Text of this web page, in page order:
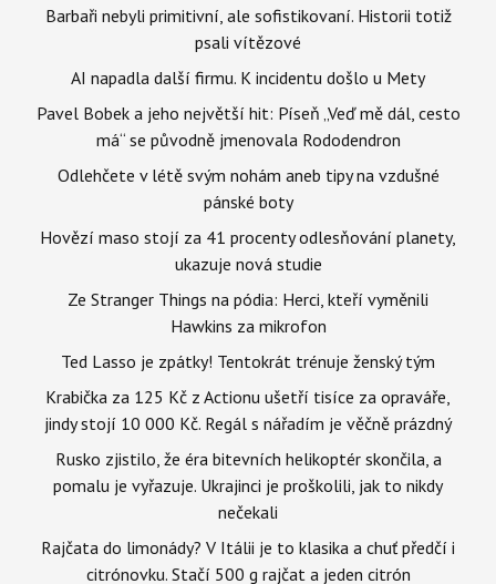
Barbaři nebyli primitivní, ale sofistikovaní. Historii totiž
psali vítězové
AI napadla další firmu. K incidentu došlo u Mety
Pavel Bobek a jeho největší hit: Píseň „Veď mě dál, cesto
má“ se původně jmenovala Rododendron
Odlehčete v létě svým nohám aneb tipy na vzdušné
pánské boty
Hovězí maso stojí za 41 procenty odlesňování planety,
ukazuje nová studie
Ze Stranger Things na pódia: Herci, kteří vyměnili
Hawkins za mikrofon
Ted Lasso je zpátky! Tentokrát trénuje ženský tým
Krabička za 125 Kč z Actionu ušetří tisíce za opraváře,
jindy stojí 10 000 Kč. Regál s nářadím je věčně prázdný
Rusko zjistilo, že éra bitevních helikoptér skončila, a
pomalu je vyřazuje. Ukrajinci je proškolili, jak to nikdy
nečekali
Rajčata do limonády? V Itálii je to klasika a chuť předčí i
citrónovku. Stačí 500 g rajčat a jeden citrón